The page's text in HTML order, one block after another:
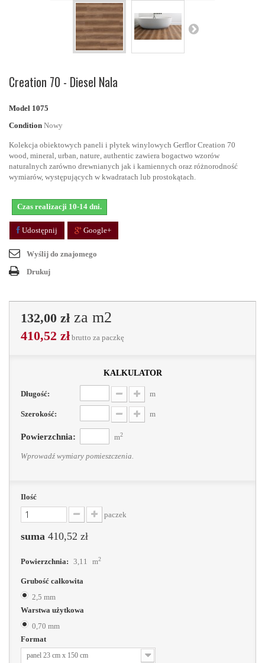
Creation 70 - Diesel Nala
Model 1075
Condition Nowy
Kolekcja obiektowych paneli i płytek winylowych Gerflor Creation 70
wood, mineral, urban, nature, authentic zawiera bogactwo wzorów
naturalnych zarówno drewnianych jak i kamiennych oraz różnorodność
wymiarów, występujących w kwadratach lub prostokątach.
Czas realizacji 10-14 dni.
Udostępnij Google+
Wyślij do znajomego
Drukuj
132,00 zł za m2
410,52 zł brutto za paczkę
kalkulator
Długość: m
Szerokość: m
Powierzchnia: m2
Wprowadź wymiary pomieszczenia.
Ilość
paczek
suma 410,52 zł
Powierzchnia: 3,11 m2
Grubość całkowita
2,5 mm
Warstwa użytkowa
0,70 mm
Format
panel 23 cm x 150 cm